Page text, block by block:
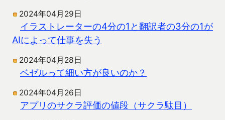
2024年04月29日
イラストレーターの4分の1と翻訳者の3分の1が
AIによって仕事を失う
2024年04月28日
ベゼルって細い方が良いのか？
2024年04月26日
アプリのサクラ評価の値段（サクラ駄目）